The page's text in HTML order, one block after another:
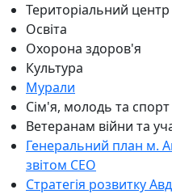
Територіальний центр
Освіта
Охорона здоров'я
Культура
Мурали
Сім'я, молодь та спорт
Ветеранам війни та
Генеральний план м.
звітом СЕО
Стратегія розвитку